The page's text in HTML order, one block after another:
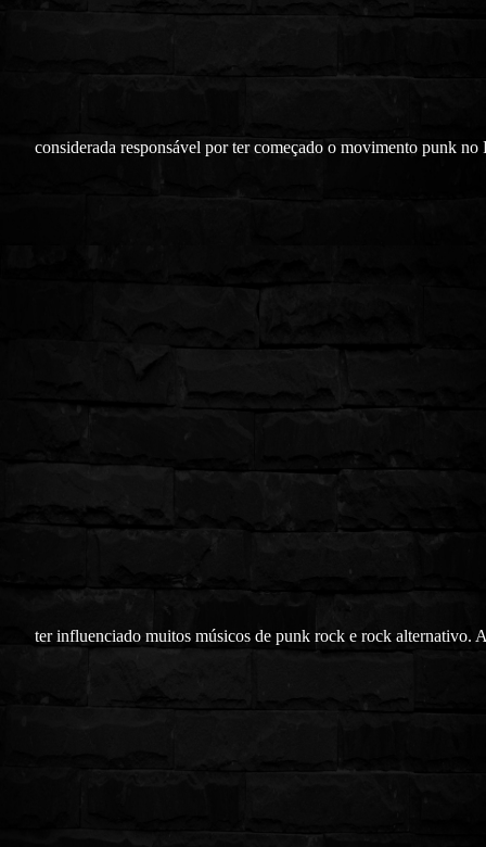
considerada responsável por ter começado o movimento punk
ter influenciado muitos músicos de punk rock e rock alternativo.